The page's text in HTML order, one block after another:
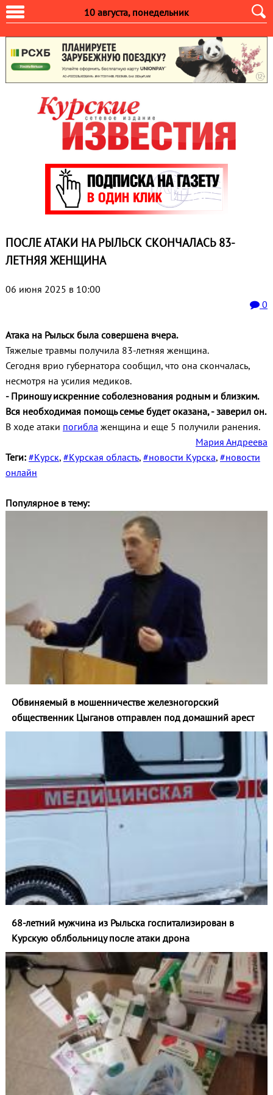
10 августа, понедельник
ПОСЛЕ АТАКИ НА РЫЛЬСК СКОНЧАЛАСЬ 83-
ЛЕТНЯЯ ЖЕНЩИНА
06 июня 2025 в 10:00
0
Атака на Рыльск была совершена вчера.
Тяжелые травмы получила 83-летняя женщина.
Сегодня врио губернатора сообщил, что она скончалась,
несмотря на усилия медиков.
- Приношу искренние соболезнования родным и близким.
Вся необходимая помощь семье будет оказана, - заверил он.
В ходе атаки погибла женщина и еще 5 получили ранения.
Мария Андреева
Теги: #Курск, #Курская область, #новости Курска, #новости
онлайн
Популярное в тему:
Обвиняемый в мошенничестве железногорский
общественник Цыганов отправлен под домашний арест
68-летний мужчина из Рыльска госпитализирован в
Курскую облбольницу после атаки дрона